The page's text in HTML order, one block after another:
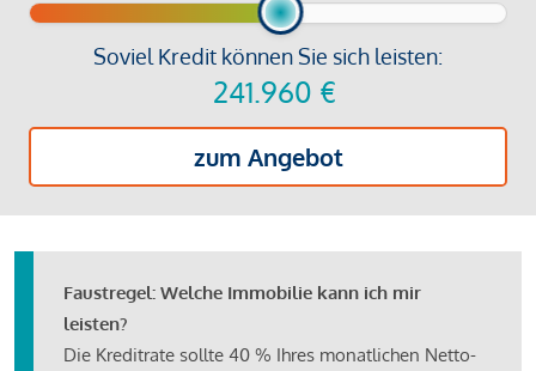
Soviel Kredit können Sie sich leisten:
241.960 €
zum Angebot
Faustregel: Welche Immobilie kann ich mir
leisten?
Die Kreditrate sollte 40 % Ihres monatlichen Netto-